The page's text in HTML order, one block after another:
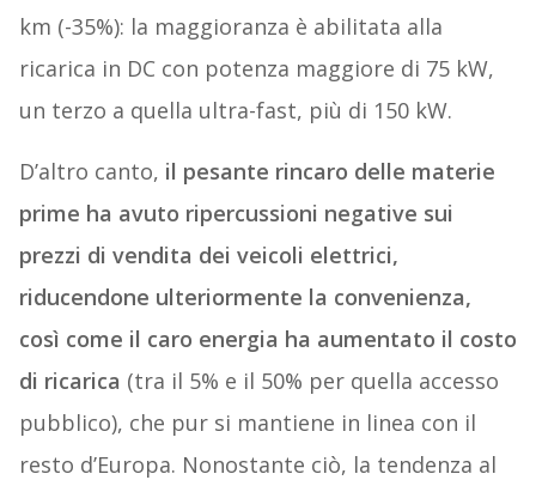
km (-35%): la maggioranza è abilitata alla
ricarica in DC con potenza maggiore di 75 kW,
un terzo a quella ultra-fast, più di 150 kW.
D’altro canto, il pesante rincaro delle materie
prime ha avuto ripercussioni negative sui
prezzi di vendita dei veicoli elettrici,
riducendone ulteriormente la convenienza,
così come il caro energia ha aumentato il costo
di ricarica (tra il 5% e il 50% per quella accesso
pubblico), che pur si mantiene in linea con il
resto d’Europa. Nonostante ciò, la tendenza al